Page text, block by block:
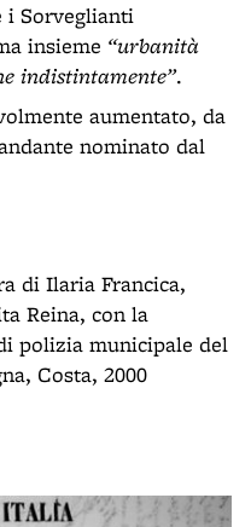
i Sorveglianti
insieme “urbanità
indistintamente”.
aumentato, da
nominato dal
di Ilaria Francica,
Reina, con la
polizia municipale del
Costa, 2000